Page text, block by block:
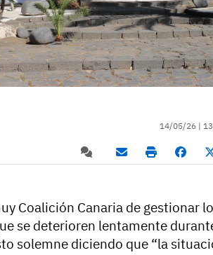
14/05/26 |
Coalición Canaria de gestionar
se deterioren lentamente
solemne diciendo que “la